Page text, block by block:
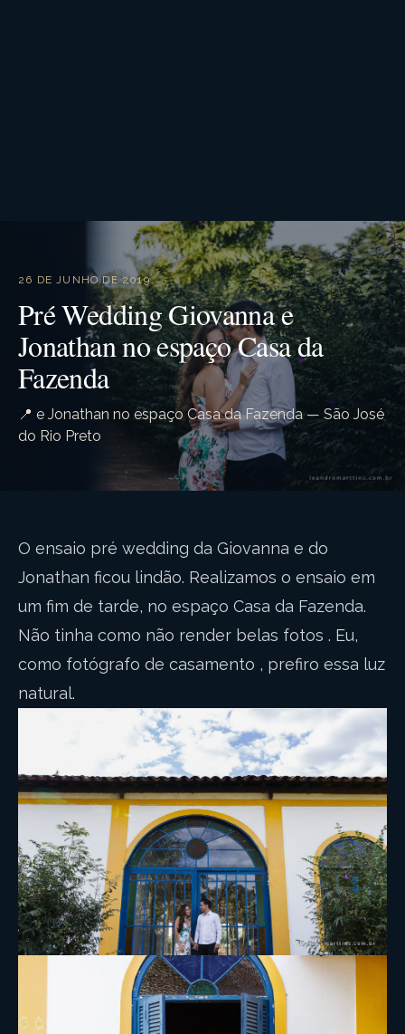
26 DE JUNHO DE 2019
Pré Wedding Giovanna e
Jonathan no espaço Casa da
Fazenda
📍 e Jonathan no espaço Casa da Fazenda — São José
do Rio Preto
O ensaio pré wedding da Giovanna e do
Jonathan ficou lindão. Realizamos o ensaio em
um fim de tarde, no espaço Casa da Fazenda.
Não tinha como não render belas fotos . Eu,
como fotógrafo de casamento , prefiro essa luz
natural.